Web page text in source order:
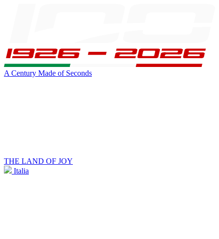
A Century Made of Seconds
THE LAND OF JOY
Italia